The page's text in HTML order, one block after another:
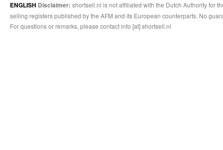
ENGLISH Disclaimer: shortsell.nl is not affiliated with the Dutch Authority for
selling registers published by the AFM and its European counterparts. No
For questions or remarks, please contact info [at] shortsell.nl